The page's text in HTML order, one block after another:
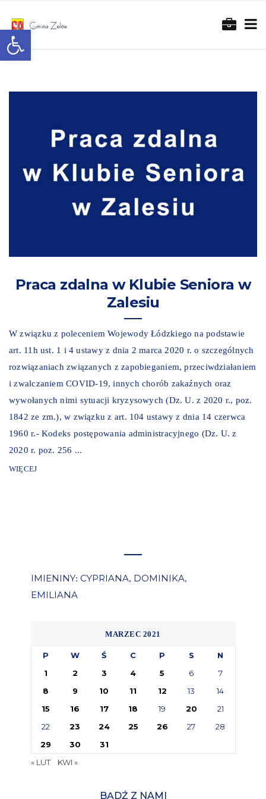
Otwórz pasek narzędzi
Praca zdalna w Klubie Seniora w
Zalesiu
W związku z poleceniem Wojewody Łódzkiego na podstawie
art. 11h ust. 1 i 4 ustawy z dnia 2 marca 2020 r. o szczególnych
rozwiązaniach związanych z zapobieganiem, przeciwdziałaniem
i zwalczaniem COVID-19, innych chorób zakaźnych oraz
wywołanych nimi sytuacji kryzysowych (Dz. U. z 2020 r., poz.
1842 ze zm.), w związku z art. 104 ustawy z dnia 14 czerwca
1960 r.- Kodeks postępowania administracyjnego (Dz. U. z
2020 r. poz. 256 ...
WIĘCEJ
IMIENINY: CYPRIANA, DOMINIKA,
EMILIANA
MARZEC 2021
P W Ś C P S
N
1
2 3 4 5 6
7
8
9 10 11 12 13
14
15
16 17 18 19 20
21
22
23 24 25 26 27
28
29
30
31
« LUT
KWI »
BĄDŹ Z NAMI